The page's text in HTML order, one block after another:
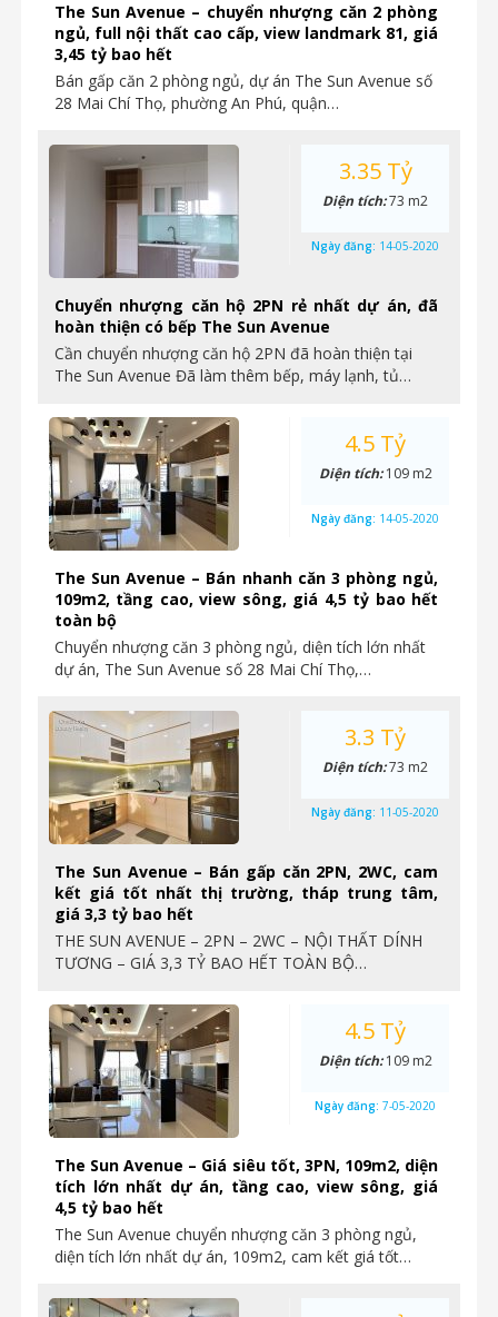
The Sun Avenue – chuyển nhượng căn 2 phòng
ngủ, full nội thất cao cấp, view landmark 81, giá
3,45 tỷ bao hết
Bán gấp căn 2 phòng ngủ, dự án The Sun Avenue số
28 Mai Chí Thọ, phường An Phú, quận…
Chuyển nhượng căn hộ 2PN rẻ nhất dự án, đã
hoàn thiện có bếp The Sun Avenue
Cần chuyển nhượng căn hộ 2PN đã hoàn thiện tại
The Sun Avenue Đã làm thêm bếp, máy lạnh, tủ…
3.35 Tỷ
Diện tích:73 m2
Ngày đăng: 14-05-2020
The Sun Avenue – Bán nhanh căn 3 phòng ngủ,
109m2, tầng cao, view sông, giá 4,5 tỷ bao hết
toàn bộ
Chuyển nhượng căn 3 phòng ngủ, diện tích lớn nhất
dự án, The Sun Avenue số 28 Mai Chí Thọ,…
4.5 Tỷ
Diện tích:109 m2
Ngày đăng: 14-05-2020
The Sun Avenue – Bán gấp căn 2PN, 2WC, cam
kết giá tốt nhất thị trường, tháp trung tâm,
giá 3,3 tỷ bao hết
THE SUN AVENUE – 2PN – 2WC – NỘI THẤT DÍNH
TƯƠNG – GIÁ 3,3 TỶ BAO HẾT TOÀN BỘ…
3.3 Tỷ
Diện tích:73 m2
Ngày đăng: 11-05-2020
The Sun Avenue – Giá siêu tốt, 3PN, 109m2, diện
tích lớn nhất dự án, tầng cao, view sông, giá
4,5 tỷ bao hết
The Sun Avenue chuyển nhượng căn 3 phòng ngủ,
diện tích lớn nhất dự án, 109m2, cam kết giá tốt…
4.5 Tỷ
Diện tích:109 m2
Ngày đăng: 7-05-2020